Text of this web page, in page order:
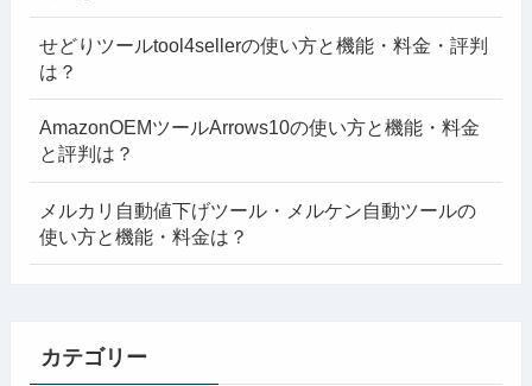
せどりツールtool4sellerの使い方と機能・料金・評判
は？
AmazonOEMツールArrows10の使い方と機能・料金
と評判は？
メルカリ自動値下げツール・メルケン自動ツールの
使い方と機能・料金は？
カテゴリー